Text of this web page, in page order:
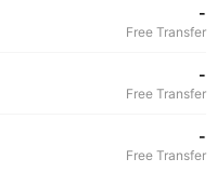
-
Free Transfer
-
Free Transfer
-
Free Transfer